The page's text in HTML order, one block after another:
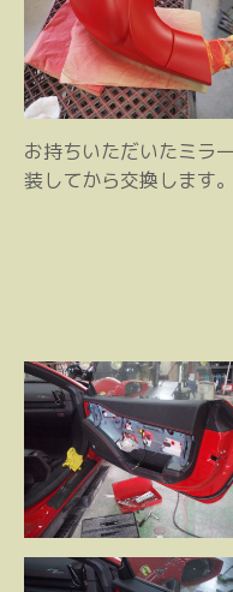
お持ちいただいたミラ
装してから交換します。